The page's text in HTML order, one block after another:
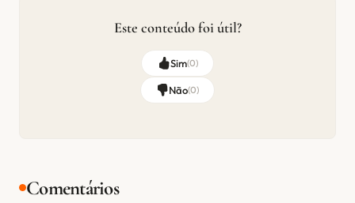
Este conteúdo foi útil?
Sim(0)
Não(0)
Comentários